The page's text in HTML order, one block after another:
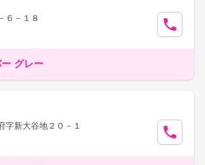
６－１８
グレー
字新大谷地２０－１